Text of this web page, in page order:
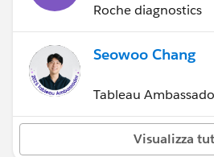
Roche diagnostics
Seowoo Chang
Tableau
Visualizza